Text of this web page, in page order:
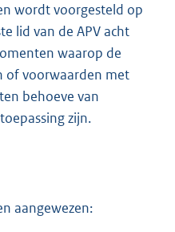
wordt voorgesteld op
lid van de APV acht
waarop de
of voorwaarden met
behoeve van
zijn.
aangewezen: